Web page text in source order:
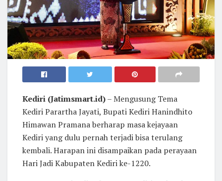
Kediri (Jatimsmart.id)– Mengusung Tema
Kediri Parartha Jayati, Bupati Kediri Hanindhito
Himawan Pramana berharap masa kejayaan
Kediri yang dulu pernah terjadi bisa terulang
kembali. Harapan ini disampaikan pada perayaan
Hari Jadi Kabupaten Kediri ke-1220.